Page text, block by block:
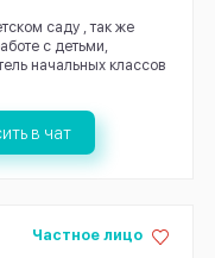
саду , так же
с детьми,
начальных классов
в чат
Частное лицо